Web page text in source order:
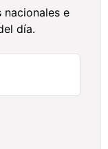
nacionales e
día.